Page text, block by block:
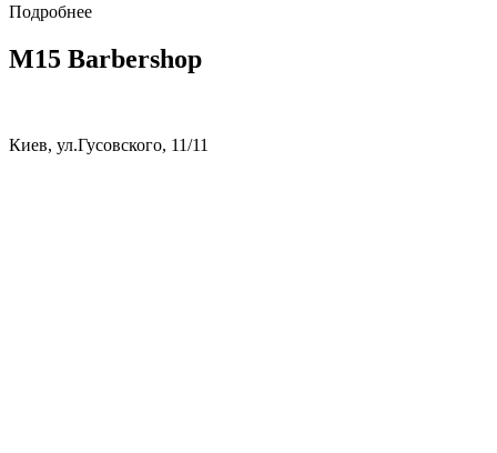
Подробнее
M15 Barbershop
Киев, ул.Гусовского, 11/11